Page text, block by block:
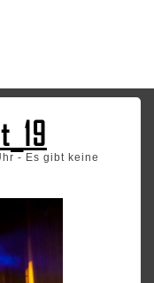
- Es gibt keine